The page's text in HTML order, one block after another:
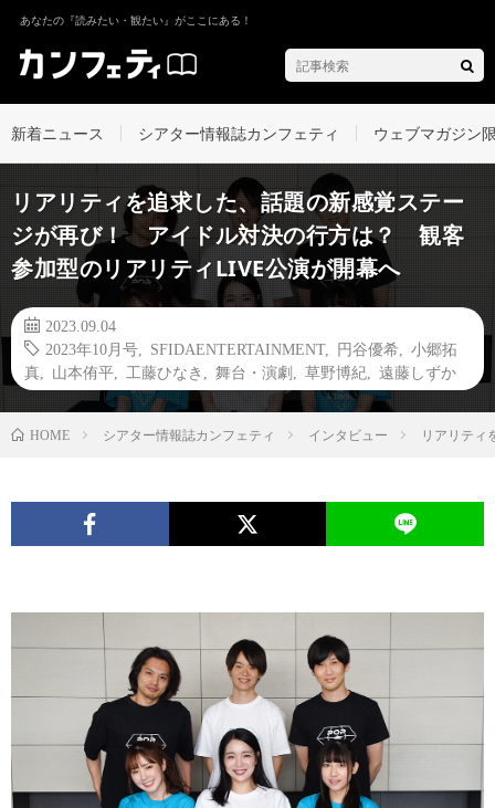
あなたの『読みたい・観たい』がここにある！
新着ニュース シアター情報誌カンフェティ ウェブマガジン
リアリティを追求した、話題の新感覚ステー
ジが再び！ アイドル対決の行方は？ 観客
参加型のリアリティLIVE公演が開幕へ
2023.09.04
2023年10月号
SFIDAENTERTAINMENT, 円谷優希
小郷拓
真
山本侑平 工藤ひなき 舞台・演劇 草野博紀 遠藤しずか
HOME シアター情報誌カンフェティ インタビュー リアリテ